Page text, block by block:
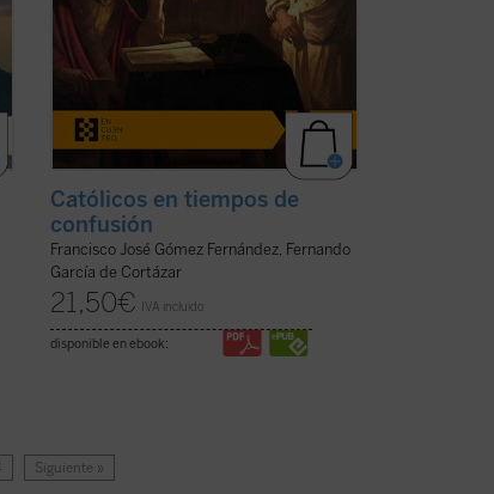
Católicos en tiempos de
confusión
Francisco José Gómez Fernández, Fernando
García de Cortázar
21,50€ IVA incluido
disponible en ebook:
Siguiente »